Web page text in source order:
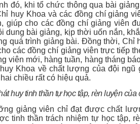
đó, khi tổ chức thông qua bài
huy Khoa và các đồng chí giảng
giúp cho các đồng chí giảng viên
dung bài giảng, kịp thời uốn nắn,
quá trình giảng bài. Đồng thời, Chỉ
các đồng chí giảng viên trực tiếp
viên mới, hàng tuần, hàng tháng
Khoa về chất lượng của đội ngũ
chiều rất có hiệu quả.
huy tinh thần tự học tập, rèn luyện
giảng viên chỉ đạt được chất
tinh thần trách nhiệm tự học tập,